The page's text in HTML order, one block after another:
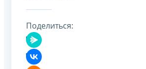
Поделиться: